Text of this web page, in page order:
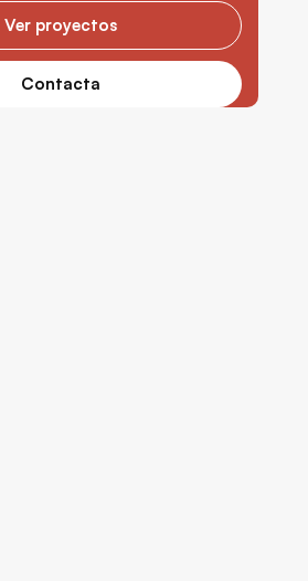
Ver proyectos
Contacta